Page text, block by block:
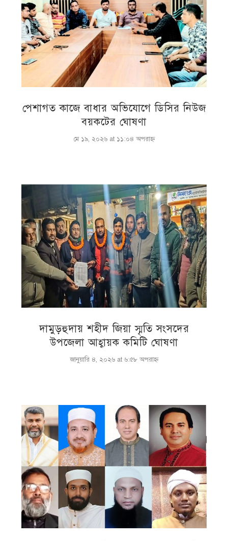
পেশাগত কাজে বাধার অভিযোগে ডিসির নিউজ
বয়কটের ঘোষণা
মে ১৯, ২০২৬ at ১১:০৪ অপরাহ্ণ
দামুড়হুদায় শহীদ জিয়া স্মৃতি সংসদের
উপজেলা আহ্বায়ক কমিটি ঘোষণা
জানুয়ারি ৪, ২০২৬ at ৬:৫৮ অপরাহ্ণ